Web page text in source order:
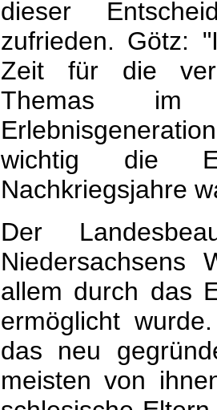
dieser
zufrieden. Götz:
Zeit für die
Themas im
wichtig die
Nachkriegsjahre
Der
Niedersachsens
allem durch das
ermöglicht
das neu
meisten von